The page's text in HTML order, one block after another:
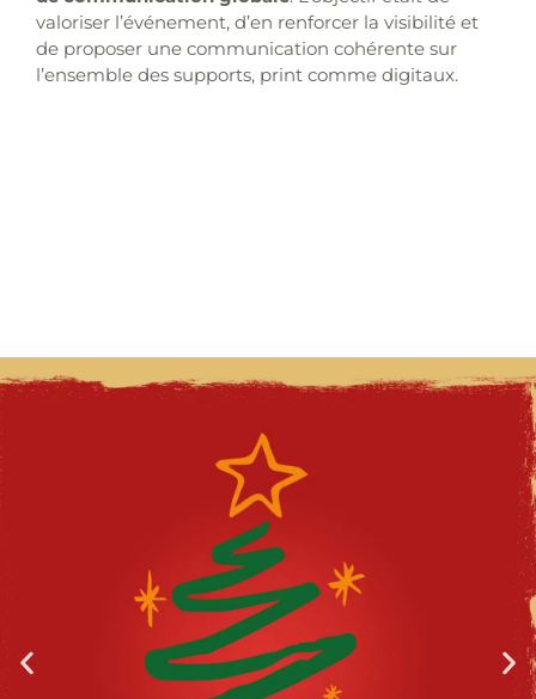
valoriser l’événement, d’en renforcer la visibilité et
de proposer une communication cohérente sur
l’ensemble des supports, print comme digitaux.